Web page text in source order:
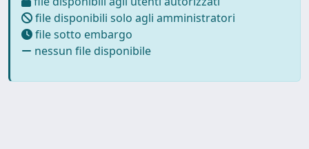
file disponibili solo agli amministratori
file sotto embargo
nessun file disponibile